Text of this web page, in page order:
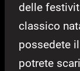
delle
classico
possedete
potrete